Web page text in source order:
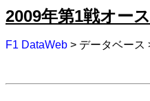
2009年第1戦オー
F1 DataWeb > データベース